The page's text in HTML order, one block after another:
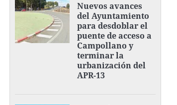
Nuevos avances
del Ayuntamiento
para desdoblar el
puente de acceso a
Campollano y
terminar la
urbanización del
APR-13